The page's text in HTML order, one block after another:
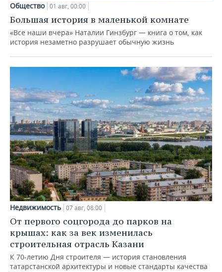
Общество 01 авг, 00:00
Большая история в маленькой комнате
«Все наши вчера» Наталии Гинзбург — книга о том, как
история незаметно разрушает обычную жизнь
Недвижимость 07 авг, 08:00
От первого соцгорода до парков на
крышах: как за век изменилась
строительная отрасль Казани
К 70-летию Дня строителя — история становления
татарстанской архитектуры и новые стандарты качества